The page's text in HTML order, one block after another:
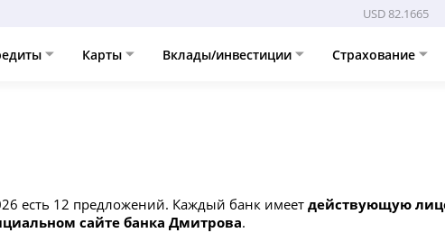
USD 82.1665
Карты Вклады/инвестиции Страхование
есть 12 предложений. Каждый банк имеетдействующую
сайте банка Дмитрова.